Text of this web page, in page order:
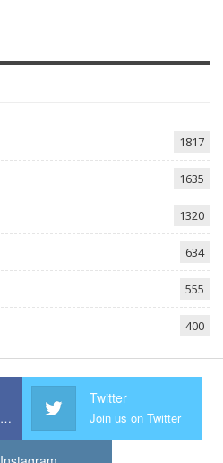
1817
1635
1320
634
555
400
Join us on Facebook
Twitter
Join us on Twitter